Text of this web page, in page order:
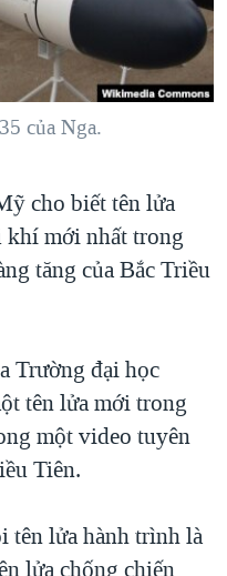
GAZA
THẮNG CUỘC'
VIỆT NAM
VIỆT NAM
HẢI SÂM
TỪ NÔNG THÔN MỸ
của Nga.
cho biết tên lửa
mới nhất trong
tăng của Bắc Triều
Trường đại học
tên lửa mới trong
một video tuyên
Tiên.
tên lửa hành trình là
lửa chống chiến